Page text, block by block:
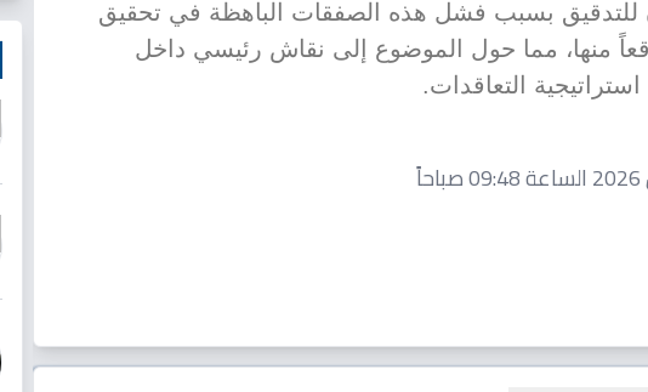
للتدقيق بسبب فشل هذه الصفقات الباهظة في تحقيق
منها، مما حول الموضوع إلى نقاش رئيسي داخل
التعاقدات.